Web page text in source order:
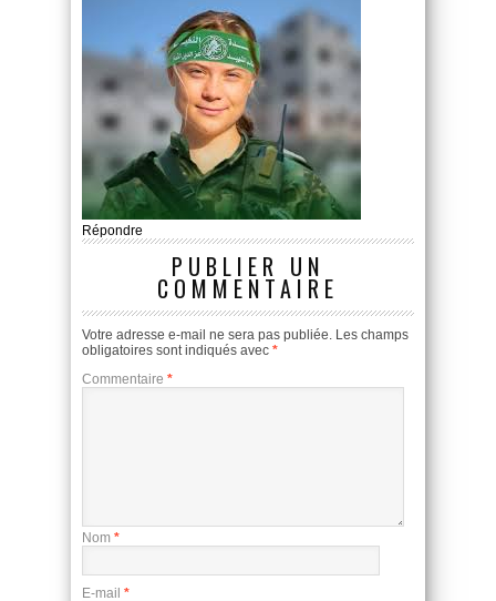
Répondre
PUBLIER UN
COMMENTAIRE
Votre adresse e-mail ne sera pas publiée. Les champs
obligatoires sont indiqués avec *
Commentaire *
Nom *
E-mail *